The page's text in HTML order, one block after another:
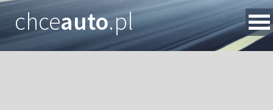
chceauto.pl